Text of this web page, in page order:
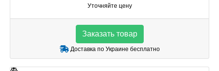
Уточняйте цену
Заказать товар
Доставка по Украине бесплатно